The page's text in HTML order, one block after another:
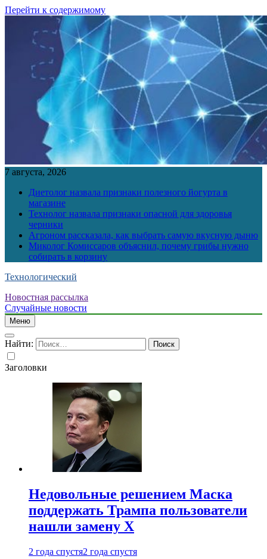
Перейти к содержимому
7 августа, 2026
Диетолог назвала признаки полезного йогурта в
магазине
Технолог назвала признаки опасной для здоровья
черники
Агроном рассказала, как выбрать самую вкусную дыню
Миколог Комиссаров объяснил, почему грибы нужно
собирать в корзину
Технологический
Новостная рассылка
Случайные новости
Меню
Найти:
Заголовки
Недовольные решением Маска
поддержать Трампа пользователи
нашли замену X
2 года спустя2 года спустя